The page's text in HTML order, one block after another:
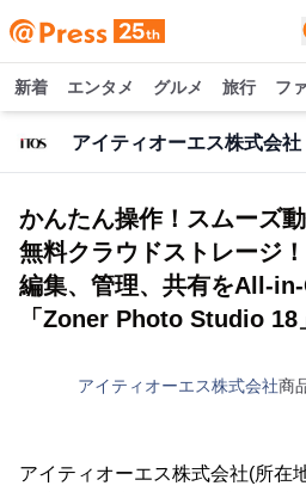
新着 エンタメ グルメ 旅行 フ
アイティオーエス株式会社
かんたん操作！スムーズ
無料クラウドストレージ
編集、管理、共有をAll-
「Zoner Photo Studio 18
アイティオーエス株式会社商
アイティオーエス株式会社(所在